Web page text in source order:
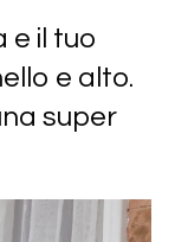
e il tuo
e alto.
super